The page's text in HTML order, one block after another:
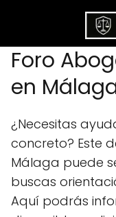
Foro
en
¿Necesitas
concreto? Este
Málaga puede
buscas
Aquí podrás